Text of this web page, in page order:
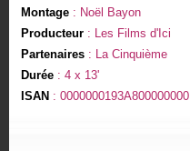
Montage: Noël Bayon
Producteur: Les Films d'Ici
Partenaires: La Cinquième
Durée: 4 x 13'
ISAN : 0000000193A800000000